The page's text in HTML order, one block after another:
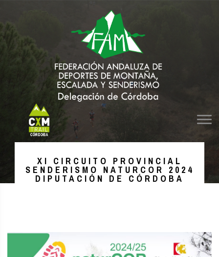
XI CIRCUITO PROVINCIAL
SENDERISMO NATURCOR 2024
DIPUTACIÓN DE CÓRDOBA